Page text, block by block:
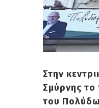
Στην
Σμύρνης το
του